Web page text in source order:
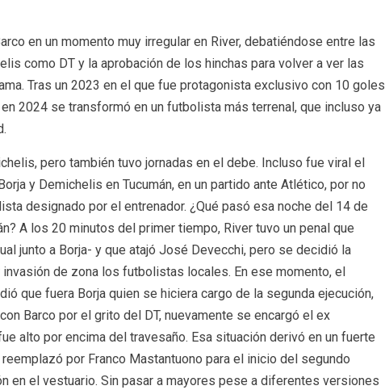
en un momento muy irregular en River, debatiéndose entre las
como DT y la aprobación de los hinchas para volver a ver las
Tras un 2023 en el que fue protagonista exclusivo con 10 goles
2024 se transformó en un futbolista más terrenal, que incluso ya
pero también tuvo jornadas en el debe. Incluso fue viral el
y Demichelis en Tucumán, en un partido ante Atlético, por no
designado por el entrenador. ¿Qué pasó esa noche del 14 de
A los 20 minutos del primer tiempo, River tuvo un penal que
junto a Borja- y que atajó José Devecchi, pero se decidió la
de zona los futbolistas locales. En ese momento, el
que fuera Borja quien se hiciera cargo de la segunda ejecución,
Barco por el grito del DT, nuevamente se encargó el ex
alto por encima del travesaño. Esa situación derivó en un fuerte
por Franco Mastantuono para el inicio del segundo
en el vestuario. Sin pasar a mayores pese a diferentes versiones